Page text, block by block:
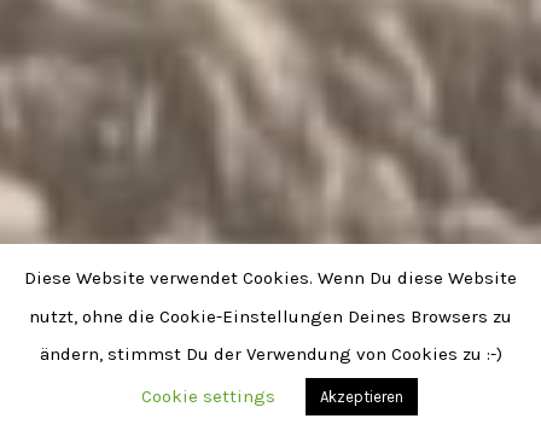
Diese Website verwendet Cookies. Wenn Du diese Website
nutzt, ohne die Cookie-Einstellungen Deines Browsers zu
ändern, stimmst Du der Verwendung von Cookies zu :-)
Cookie settings
Akzeptieren